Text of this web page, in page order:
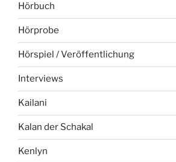
Hörbuch
Hörprobe
Hörspiel / Veröffentlichung
Interviews
Kailani
Kalan der Schakal
Kenlyn